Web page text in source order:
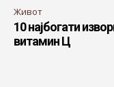
Живот
10 најбогати
витамин Ц